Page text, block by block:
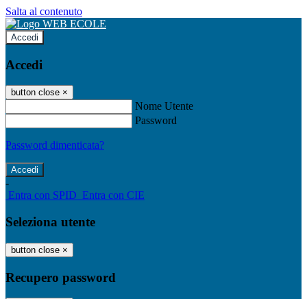
Salta al contenuto
Accedi
Accedi
button close ×
Nome Utente
Password
Password dimenticata?
-
Entra con SPID Entra con CIE
Seleziona utente
button close ×
Recupero password